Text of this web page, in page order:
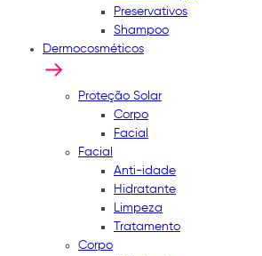
Preservativos
Shampoo
Dermocosméticos
Proteção Solar
Corpo
Facial
Facial
Anti-idade
Hidratante
Limpeza
Tratamento
Corpo